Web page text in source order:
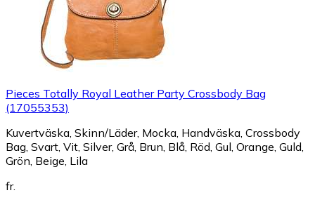
Pieces Totally Royal Leather Party Crossbody Bag
(17055353)
Kuvertväska, Skinn/Läder, Mocka, Handväska, Crossbody
Bag, Svart, Vit, Silver, Grå, Brun, Blå, Röd, Gul, Orange, Guld,
Grön, Beige, Lila
fr.